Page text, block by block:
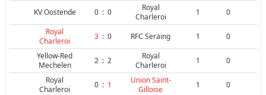
KV Oostende 0 : 0
Royal
Charleroi
1
0
Royal
Charleroi
3 : 0 RFC Seraing 1
0
Yellow-Red
Mechelen
2 : 2
Royal
Charleroi
1
0
Royal
Charleroi
0 : 1
Union Saint-
Gilloise
1 0